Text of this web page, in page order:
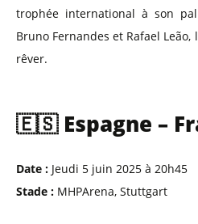
trophée international à son
Bruno Fernandes et Rafael
rêver.
🇪🇸 Espagne –
Date : Jeudi 5 juin 2025 à 20h45
Stade : MHPArena, Stuttgart​